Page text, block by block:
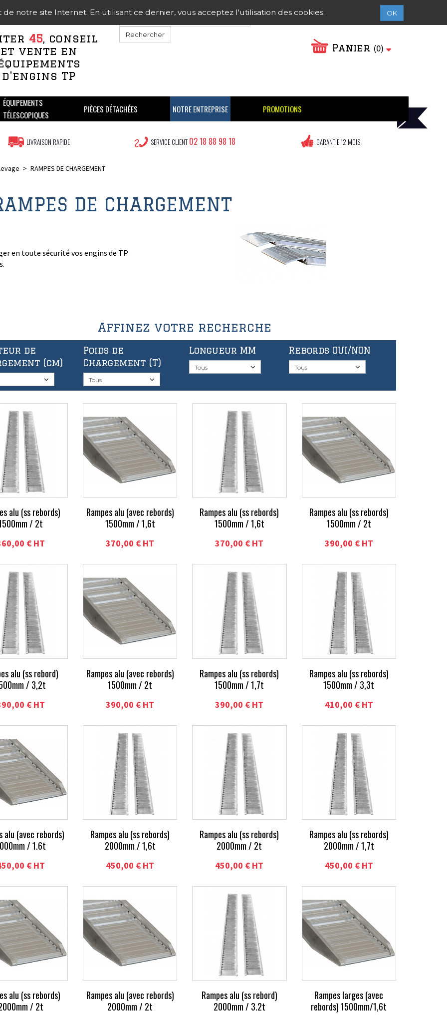
Connexion
45, conseil
et vente en
d'engins TP
Panier (0)
Rechercher
ÉQUIPEMENTS
TÉLESCOPIQUES
PIÈCES DÉTACHÉES NOTRE ENTREPRISE PROMOTIONS
LIVRAISON RAPIDE SERVICE CLIENT 02 18 88 98 18 GARANTIE 12 MOIS
notre site Internet. En utilisant ce dernier, vous acceptez l'utilisation des cookies. OK
> RAMPES DE CHARGEMENT
DE CHARGEMENT
en toute sécurité vos engins de TP
Affinez votre recherche
de
(cm)
Poids de
Chargement (T)
Tous
Longueur MM
Tous
Rebords OUI/NON
Tous
alu (ss rebords)
/ 2t
€ HT
Rampes alu (avec rebords)
1500mm / 1,6t
370,00 € HT
Rampes alu (ss rebords)
1500mm / 1,6t
370,00 € HT
Rampes alu (ss rebords)
1500mm / 2t
390,00 € HT
alu (ss rebord)
/ 3,2t
€ HT
Rampes alu (avec rebords)
1500mm / 2t
390,00 € HT
Rampes alu (ss rebords)
1500mm / 1,7t
390,00 € HT
Rampes alu (ss rebords)
1500mm / 3,3t
410,00 € HT
alu (avec rebords)
/ 1.6t
€ HT
Rampes alu (ss rebords)
2000mm / 1,6t
450,00 € HT
Rampes alu (ss rebords)
2000mm / 2t
450,00 € HT
Rampes alu (ss rebords)
2000mm / 1,7t
450,00 € HT
alu (ss rebords)
/ 2t
Rampes alu (avec rebords)
2000mm / 2t
Rampes alu (ss rebord)
2000mm / 3.2t
Rampes larges (avec
rebords) 1500mm/1,6t